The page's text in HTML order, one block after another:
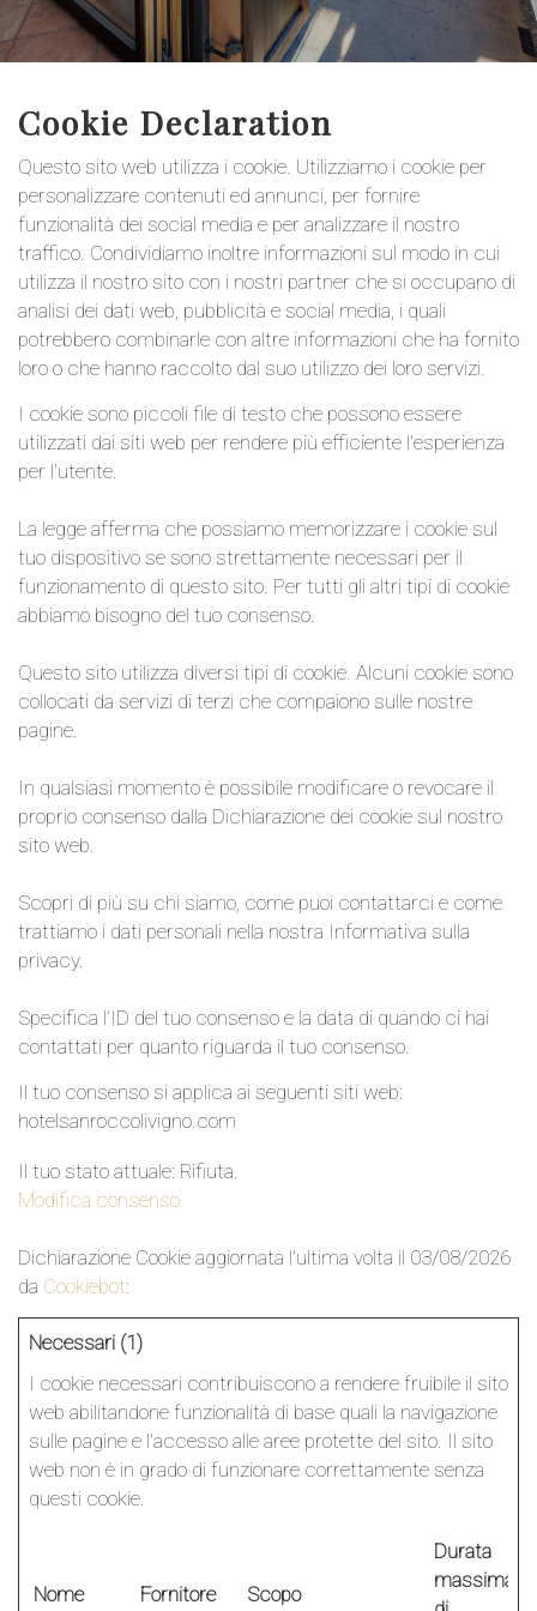
Cookie Declaration
Questo sito web utilizza i cookie. Utilizziamo i cookie per
personalizzare contenuti ed annunci, per fornire
funzionalità dei social media e per analizzare il nostro
traffico. Condividiamo inoltre informazioni sul modo in cui
utilizza il nostro sito con i nostri partner che si occupano di
analisi dei dati web, pubblicità e social media, i quali
potrebbero combinarle con altre informazioni che ha fornito
loro o che hanno raccolto dal suo utilizzo dei loro servizi.
I cookie sono piccoli file di testo che possono essere
utilizzati dai siti web per rendere più efficiente l'esperienza
per l'utente.
La legge afferma che possiamo memorizzare i cookie sul
tuo dispositivo se sono strettamente necessari per il
funzionamento di questo sito. Per tutti gli altri tipi di cookie
abbiamo bisogno del tuo consenso.
Questo sito utilizza diversi tipi di cookie. Alcuni cookie sono
collocati da servizi di terzi che compaiono sulle nostre
pagine.
In qualsiasi momento è possibile modificare o revocare il
proprio consenso dalla Dichiarazione dei cookie sul nostro
sito web.
Scopri di più su chi siamo, come puoi contattarci e come
trattiamo i dati personali nella nostra Informativa sulla
privacy.
Specifica l’ID del tuo consenso e la data di quando ci hai
contattati per quanto riguarda il tuo consenso.
Il tuo consenso si applica ai seguenti siti web:
hotelsanroccolivigno.com
Il tuo stato attuale: Rifiuta.
Modifica consenso
Dichiarazione Cookie aggiornata l'ultima volta il 03/08/2026
da Cookiebot:
Necessari (1)
I cookie necessari contribuiscono a rendere fruibile il sito
web abilitandone funzionalità di base quali la navigazione
sulle pagine e l'accesso alle aree protette del sito. Il sito
web non è in grado di funzionare correttamente senza
questi cookie.
Nome Fornitore Scopo
Durata
massima